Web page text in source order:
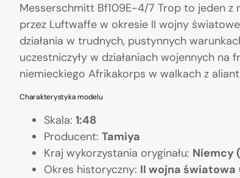
Messerschmitt Bf109E-4/7 Trop to jeden z
przez Luftwaffe w okresie II wojny
działania w trudnych, pustynnych
uczestniczyły w działaniach wojennych
niemieckiego Afrikakorps w walkach z
Charakterystyka modelu
Skala: 1:48
Producent: Tamiya
Kraj wykorzystania oryginału: Niemcy
Okres historyczny: II wojna światowa